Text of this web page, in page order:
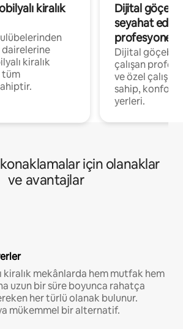
kiralık
kiralık
tüm
Dijital
seyahat eden
Dijital
çalışan
ve özel
sahip,
yerleri.
için olanaklar
ve avantajlar
kiralık mekânlarda hem mutfak hem
uzun bir süre boyunca rahatça
her türlü olanak bulunur.
mükemmel bir alternatif.